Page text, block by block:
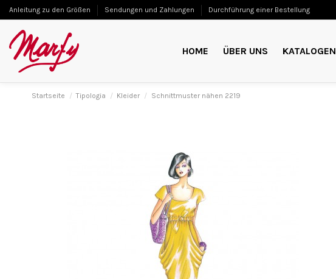
Anleitung zu den Größen Sendungen und Zahlungen Durchführung einer Bestellung
HOME ÜBER UNS KATALOGEN
Startseite Tipologia Kleider Schnittmuster nähen 2219